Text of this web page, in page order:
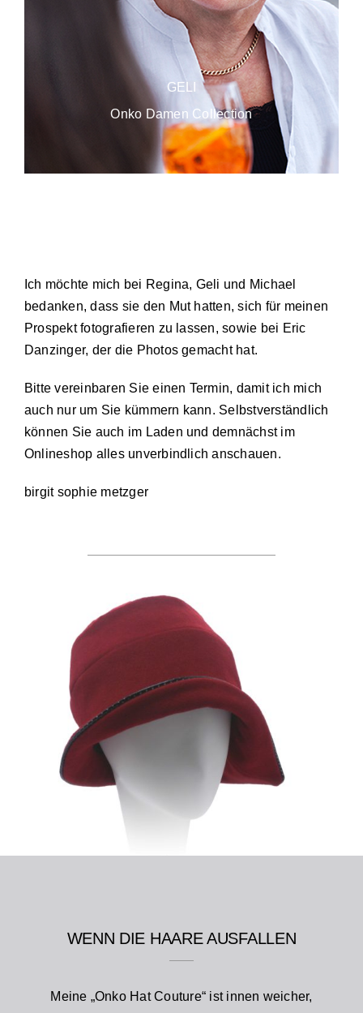
GELI
Onko Damen Collection
Ich möchte mich bei Regina, Geli und Michael
bedanken, dass sie den Mut hatten, sich für meinen
Prospekt fotografieren zu lassen, sowie bei Eric
Danzinger, der die Photos gemacht hat.
Bitte vereinbaren Sie einen Termin, damit ich mich
auch nur um Sie kümmern kann. Selbst­ver­ständ­lich
können Sie auch im Laden und demnächst im
Onlineshop alles unverbindlich anschauen.
birgit sophie metzger
WENN DIE HAARE AUSFALLEN
Meine „Onko Hat Couture“ ist innen weicher,